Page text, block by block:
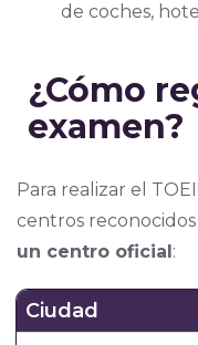
de coches,
¿Cómo
examen?
Para realizar el
centros reconocidos
un centro oficial:
Ciudad